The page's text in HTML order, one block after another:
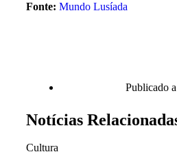
Fonte: Mundo Lusíada
Publicado a
Notícias
Cultura